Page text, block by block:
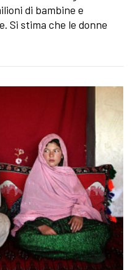
di bambine e
Si stima che le donne